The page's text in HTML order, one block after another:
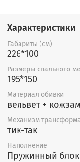
Характеристики
Габариты (см)
226*100
Размеры спального
195*150
Материал обивки
вельвет + кожзам
Механизм
тик-так
Наполнение
Пружинный блок